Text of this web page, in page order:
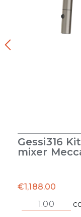
Gessi316
mixer
€1,188.00